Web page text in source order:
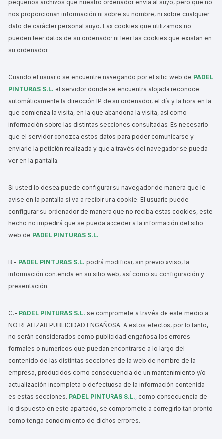
pequeños archivos que nuestro ordenador envía al suyo, pero que no
nos proporcionan información ni sobre su nombre, ni sobre cualquier
dato de carácter personal suyo. Las cookies que utilizamos no
pueden leer datos de su ordenador ni leer las cookies que existan en
su ordenador.
Cuando el usuario se encuentre navegando por el sitio web de PADEL
PINTURAS S.L. el servidor donde se encuentra alojada reconoce
automáticamente la dirección IP de su ordenador, el día y la hora en la
que comienza la visita, en la que abandona la visita, así como
información sobre las distintas secciones consultadas. Es necesario
que el servidor conozca estos datos para poder comunicarse y
enviarle la petición realizada y que a través del navegador se pueda
ver en la pantalla.
Si usted lo desea puede configurar su navegador de manera que le
avise en la pantalla si va a recibir una cookie. El usuario puede
configurar su ordenador de manera que no reciba estas cookies, este
hecho no impedirá que se pueda acceder a la información del sitio
web de PADEL PINTURAS S.L.
B.- PADEL PINTURAS S.L. podrá modificar, sin previo aviso, la
información contenida en su sitio web, así como su configuración y
presentación.
C.- PADEL PINTURAS S.L. se compromete a través de este medio a
NO REALIZAR PUBLICIDAD ENGAÑOSA. A estos efectos, por lo tanto,
no serán considerados como publicidad engañosa los errores
formales o numéricos que puedan encontrarse a lo largo del
contenido de las distintas secciones de la web de nombre de la
empresa, producidos como consecuencia de un mantenimiento y/o
actualización incompleta o defectuosa de la información contenida
es estas secciones. PADEL PINTURAS S.L., como consecuencia de
lo dispuesto en este apartado, se compromete a corregirlo tan pronto
como tenga conocimiento de dichos errores.